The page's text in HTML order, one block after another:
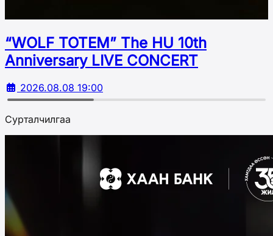
“WOLF TOTEM” The HU 10th
Аnniversary LIVE CONCERT
2026.08.08 19:00
Сурталчилгаа